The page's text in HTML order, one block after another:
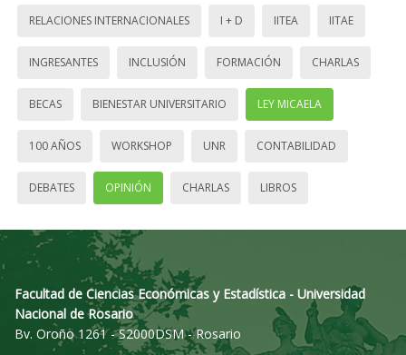
RELACIONES INTERNACIONALES I + D IITEA IITAE
INGRESANTES INCLUSIÓN FORMACIÓN CHARLAS
BECAS BIENESTAR UNIVERSITARIO LEY MICAELA
100 AÑOS WORKSHOP UNR CONTABILIDAD
DEBATES OPINIÓN CHARLAS LIBROS
Facultad de Ciencias Económicas y Estadística - Universidad
Nacional de Rosario
Bv. Oroño 1261 - S2000DSM - Rosario